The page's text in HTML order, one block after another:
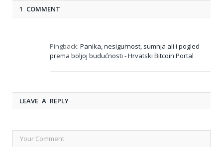
1 COMMENT
Pingback: Panika, nesigurnost, sumnja ali i pogled
prema boljoj budućnosti - Hrvatski Bitcoin Portal
LEAVE A REPLY